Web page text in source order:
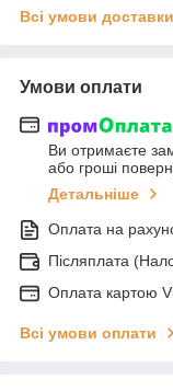
Всі умови доставки
Умови оплати
Ви отримаєте
або гроші
Детальніше
Оплата на
Післяплата
Оплата картою
Всі умови оплати